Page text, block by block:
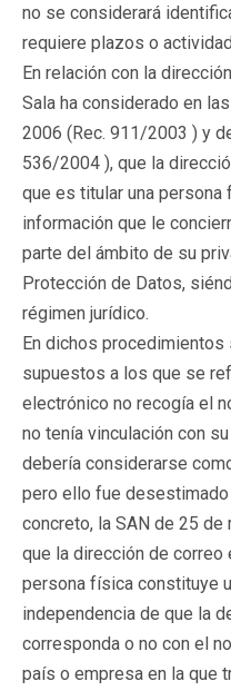
no se considerará
requiere plazos o
En relación con la
Sala ha considerado en
2006 (Rec. 911/2003 ) y
536/2004 ), que la
que es titular una persona
información que le
parte del ámbito de su
Protección de Datos,
régimen jurídico.
En dichos procedimientos
supuestos a los que se
electrónico no recogía el
no tenía vinculación con
debería considerarse
pero ello fue
concreto, la SAN de 25
que la dirección de
persona física constituye
independencia de que la
corresponda o no con el
país o empresa en la que